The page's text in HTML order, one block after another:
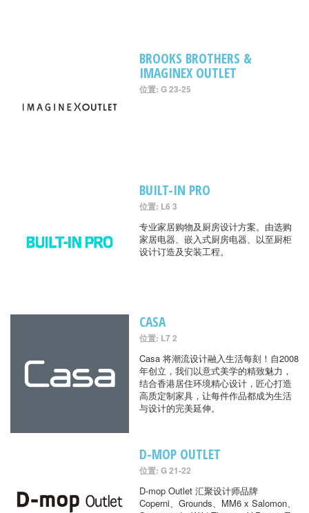
BROOKS BROTHERS &
IMAGINEX OUTLET
位置: G 23-25
BUILT-IN PRO
位置: L6 3
专业家居购物及厨房设计方案。由选购
家居电器、嵌入式厨房电器、以至厨柜
设计订造及安装工程。
CASA
位置: L7 2
Casa 将潮流设计融入生活每刻！自2008
年创立，我们以意式美学的精致魅力，
结合香港居住环境精心设计，匠心打造
高质定制家具，让每件作品都成为生活
与设计的完美延伸。
D-MOP OUTLET
位置: G 21-22
D-mop Outlet 汇聚设计师品牌
Coperni、Grounds、MM6 x Salomon、